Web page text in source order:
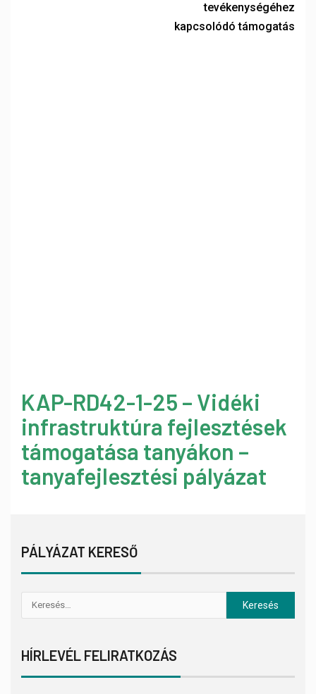
tevékenységéhez
kapcsolódó támogatás
KAP-RD42-1-25 – Vidéki
infrastruktúra fejlesztések
támogatása tanyákon –
tanyafejlesztési pályázat
PÁLYÁZAT KERESŐ
HÍRLEVÉL FELIRATKOZÁS